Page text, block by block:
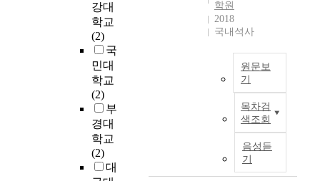
강대
학교
(2)
국
민대
학교
(2)
부
경대
학교
(2)
대
마
h
학원
2018
국내석사
원문보
기
목차검
색조회
음성듣
기